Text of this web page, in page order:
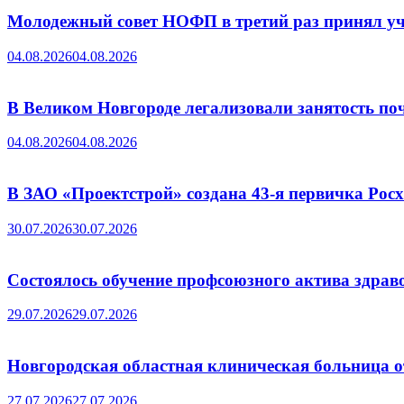
Молодежный совет НОФП в третий раз принял
04.08.202604.08.2026
В Великом Новгороде легализовали занятость
04.08.202604.08.2026
В ЗАО «Проектстрой» создана 43-я первичка
30.07.202630.07.2026
Состоялось обучение профсоюзного актива
29.07.202629.07.2026
Новгородская областная клиническая больница
27.07.202627.07.2026